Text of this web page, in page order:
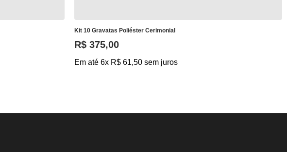
Kit 10 Gravatas Poliéster Cerimonial
R$ 375,00
Em até 6x R$ 61,50 sem juros